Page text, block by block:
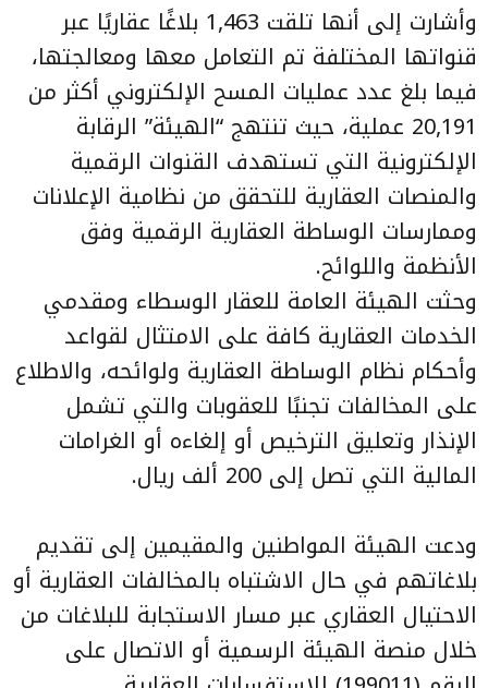
وأشارت إلى أنها تلقت 1,463 بلاغًا عقاريًا عبر
قنواتها المختلفة تم التعامل معها ومعالجتها،
فيما بلغ عدد عمليات المسح الإلكتروني أكثر من
20,191 عملية، حيث تنتهج “الهيئة” الرقابة
الإلكترونية التي تستهدف القنوات الرقمية
والمنصات العقارية للتحقق من نظامية الإعلانات
وممارسات الوساطة العقارية الرقمية وفق
الأنظمة واللوائح.
وحثت الهيئة العامة للعقار الوسطاء ومقدمي
الخدمات العقارية كافة على الامتثال لقواعد
وأحكام نظام الوساطة العقارية ولوائحه، والاطلاع
على المخالفات تجنبًا للعقوبات والتي تشمل
الإنذار وتعليق الترخيص أو إلغاءه أو الغرامات
المالية التي تصل إلى 200 ألف ريال.
ودعت الهيئة المواطنين والمقيمين إلى تقديم
بلاغاتهم في حال الاشتباه بالمخالفات العقارية أو
الاحتيال العقاري عبر مسار الاستجابة للبلاغات من
خلال منصة الهيئة الرسمية أو الاتصال على